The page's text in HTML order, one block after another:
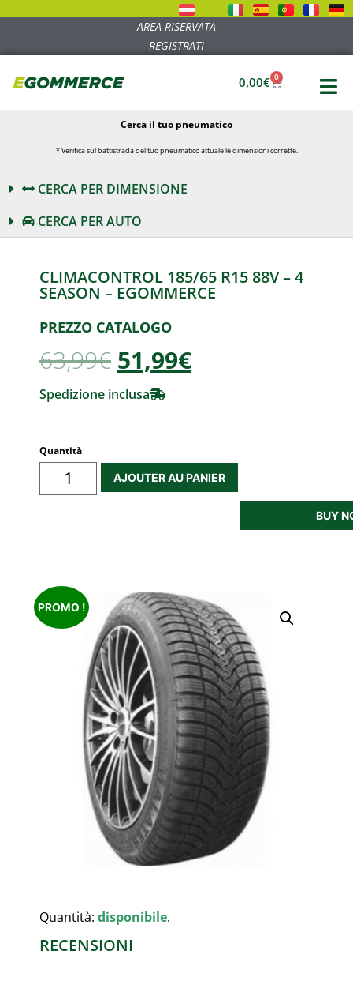
AREA RISERVATA
REGISTRATI
0,00€ 0
Cerca il tuo pneumatico
* Verifica sul battistrada del tuo pneumatico attuale le dimensioni corrette.
CERCA PER DIMENSIONE
CERCA PER AUTO
CLIMACONTROL 185/65 R15 88V – 4
SEASON – EGOMMERCE
PREZZO CATALOGO
63,99€ 51,99€
Spedizione inclusa
Quantità
AJOUTER AU PANIER
BUY
PROMO !
Quantità: disponibile.
RECENSIONI